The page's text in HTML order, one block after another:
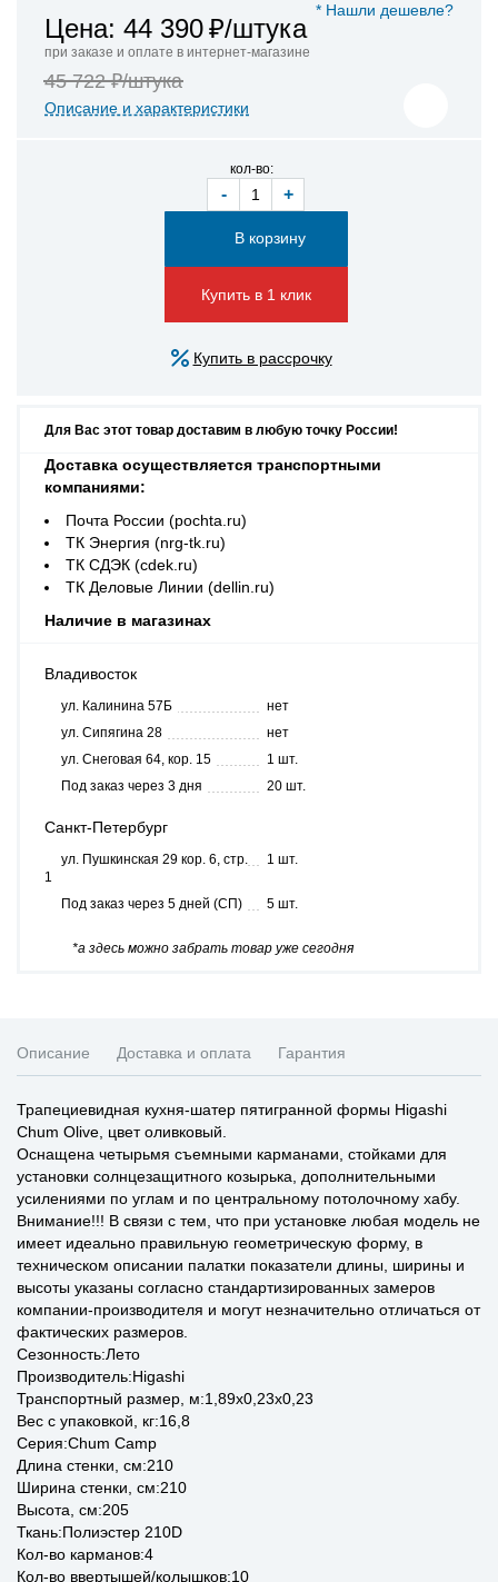
* Нашли дешевле?
Цена: 44 390₽/штука
при заказе и оплате в интернет-магазине
45 722 ₽/штука
Описание и характеристики
кол-во:
- +
Купить в 1 клик
Купить в рассрочку
Для Вас этот товар доставим в любую точку России!
Доставка осуществляется транспортными
компаниями:
Почта России (pochta.ru)
ТК Энергия (nrg-tk.ru)
ТК СДЭК (cdek.ru)
ТК Деловые Линии (dellin.ru)
Наличие в магазинах
Владивосток
ул. Калинина 57Б
нет
ул. Сипягина 28
нет
ул. Снеговая 64, кор. 15
1 шт.
Под заказ через 3 дня
20 шт.
Санкт-Петербург
ул. Пушкинская 29 кор. 6, стр.
1
1 шт.
Под заказ через 5 дней (СП) 5 шт.
*а здесь можно забрать товар уже сегодня
Описание Доставка и оплата Гарантия
Трапециевидная кухня-шатер пятигранной формы Higashi
Chum Olive, цвет оливковый.
Оснащена четырьмя съемными карманами, стойками для
установки солнцезащитного козырька, дополнительными
усилениями по углам и по центральному потолочному хабу.
Внимание!!! В связи с тем, что при установке любая модель не
имеет идеально правильную геометрическую форму, в
техническом описании палатки показатели длины, ширины и
высоты указаны согласно стандартизированных замеров
компании-производителя и могут незначительно отличаться от
фактических размеров.
Сезонность:Лето
Производитель:Higashi
Транспортный размер, м:1,89x0,23x0,23
Вес с упаковкой, кг:16,8
Серия:Chum Camp
Длина стенки, см:210
Ширина стенки, см:210
Высота, см:205
Ткань:Полиэстер 210D
Кол-во карманов:4
Кол-во ввертышей/колышков:10